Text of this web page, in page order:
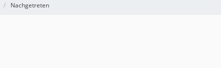
Nachgetreten